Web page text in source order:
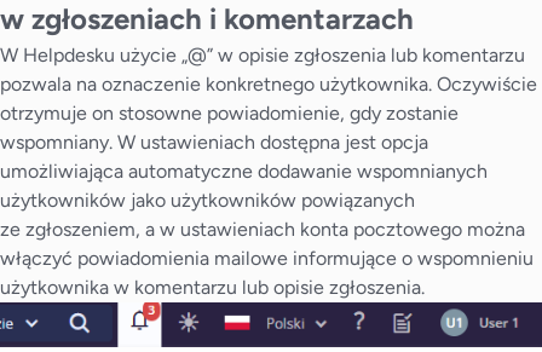
w zgłoszeniach i komentarzach
W Helpdesku użycie „@” w opisie zgłoszenia lub komentarzu
pozwala na oznaczenie konkretnego użytkownika. Oczywiście
otrzymuje on stosowne powiadomienie, gdy zostanie
wspomniany. W ustawieniach dostępna jest opcja
umożliwiająca automatyczne dodawanie wspomnianych
użytkowników jako użytkowników powiązanych
ze zgłoszeniem, a w ustawieniach konta pocztowego można
włączyć powiadomienia mailowe informujące o wspomnieniu
użytkownika w komentarzu lub opisie zgłoszenia.